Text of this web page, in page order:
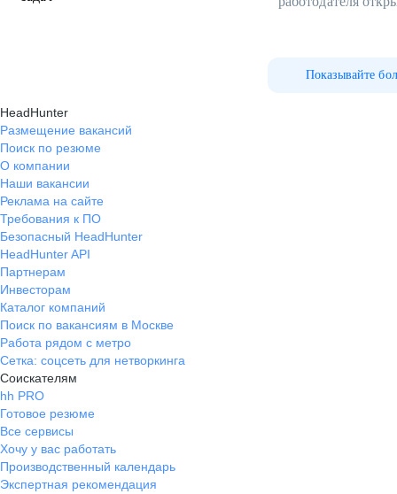
Показывайте
HeadHunter
Размещение вакансий
Поиск по резюме
О компании
Наши вакансии
Реклама на сайте
Требования к ПО
Безопасный HeadHunter
HeadHunter API
Партнерам
Инвесторам
Каталог компаний
Поиск по вакансиям в Москве
Работа рядом с метро
Сетка: соцсеть для нетворкинга
Соискателям
hh PRO
Готовое резюме
Все сервисы
Хочу у вас работать
Производственный календарь
Экспертная рекомендация